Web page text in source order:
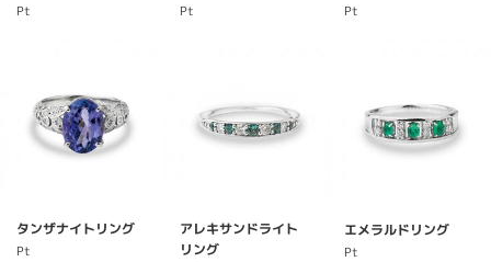
Pt Pt Pt
タンザナイトリング
Pt
アレキサンドライト
リング
エメラルドリング
Pt